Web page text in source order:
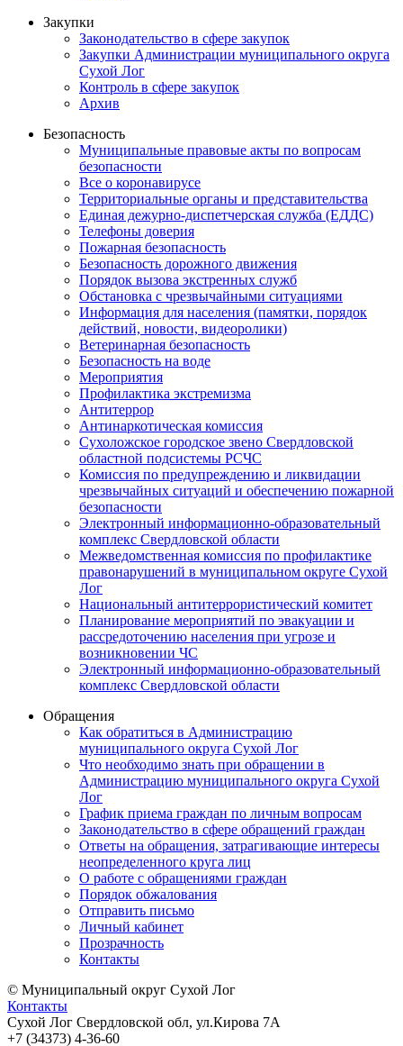
Закупки
Законодательство в сфере закупок
Закупки Администрации муниципального округа
Сухой Лог
Контроль в сфере закупок
Архив
Безопасность
Муниципальные правовые акты по вопросам
безопасности
Все о коронавирусе
Территориальные органы и представительства
Единая дежурно-диспетчерская служба (ЕДДС)
Телефоны доверия
Пожарная безопасность
Безопасность дорожного движения
Порядок вызова экстренных служб
Обстановка с чрезвычайными ситуациями
Информация для населения (памятки, порядок
действий, новости, видеоролики)
Ветеринарная безопасность
Безопасность на воде
Мероприятия
Профилактика экстремизма
Антитеррор
Антинаркотическая комиссия
Сухоложское городское звено Свердловской
областной подсистемы РСЧС
Комиссия по предупреждению и ликвидации
чрезвычайных ситуаций и обеспечению пожарной
безопасности
Электронный информационно-образовательный
комплекс Cвердловской области
Межведомственная комиссия по профилактике
правонарушений в муниципальном округе Сухой
Лог
Национальный антитеррористический комитет
Планирование мероприятий по эвакуации и
рассредоточению населения при угрозе и
возникновении ЧС
Электронный информационно-образовательный
комплекс Свердловской области
Обращения
Как обратиться в Администрацию
муниципального округа Сухой Лог
Что необходимо знать при обращении в
Администрацию муниципального округа Сухой
Лог
График приема граждан по личным вопросам
Законодательство в сфере обращений граждан
Ответы на обращения, затрагивающие интересы
неопределенного круга лиц
О работе с обращениями граждан
Порядок обжалования
Отправить письмо
Личный кабинет
Прозрачность
Контакты
© Муниципальный округ Сухой Лог
Контакты
Сухой Лог Свердловской обл, ул.Кирова 7А
+7 (34373) 4-36-60